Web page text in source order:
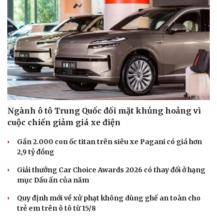
Ngành ô tô Trung Quốc đối mặt khủng hoảng vì
cuộc chiến giảm giá xe điện
Gần 2.000 con ốc titan trên siêu xe Pagani có giá hơn
2,9 tỷ đồng
Giải thưởng Car Choice Awards 2026 có thay đổi ở hạng
mục Dấu ấn của năm
Quy định mới về xử phạt không dùng ghế an toàn cho
trẻ em trên ô tô từ 15/8